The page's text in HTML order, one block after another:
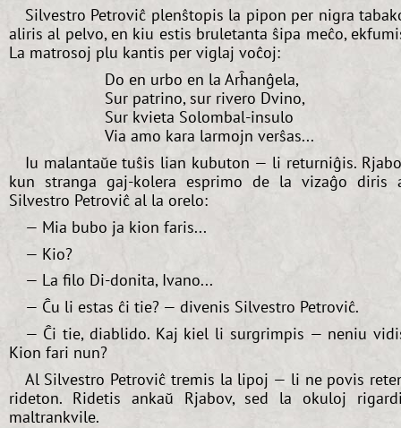
Silvestro Petroviĉ plenŝtopis la pipon per nigra
aliris al pelvo, en kiu estis bruletanta ŝipa meĉo,
La matrosoj plu kantis per viglaj voĉoj:
Do en urbo en la Arĥanĝela,
Sur patrino, sur rivero Dvino,
Sur kvieta Solombal-insulo
Via amo kara larmojn verŝas...
Iu malantaŭe tuŝis lian kubuton — li returniĝis.
kun stranga gaj-kolera esprimo de la vizaĝo diris
Silvestro Petroviĉ al la orelo:
— Mia bubo ja kion faris...
— Kio?
— La filo Di-donita, Ivano...
— Ĉu li estas ĉi tie? — divenis Silvestro Petroviĉ.
— Ĉi tie, diablido. Kaj kiel li surgrimpis — neniu
Kion fari nun?
Al Silvestro Petroviĉ tremis la lipoj — li ne povis
rideton. Ridetis ankaŭ Rjabov, sed la okuloj
maltrankvile.